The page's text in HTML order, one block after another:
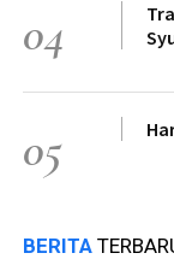
04
05
BERITA